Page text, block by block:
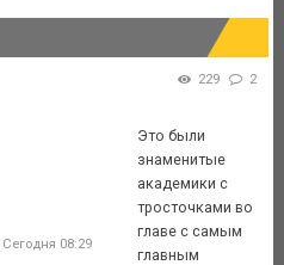
229 2
Сегодня 08:29
Это были
знаменитые
академики с
тросточками во
главе с самым
главным